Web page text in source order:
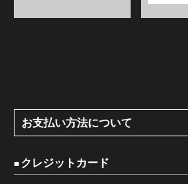
お支払い方法について
クレジットカード